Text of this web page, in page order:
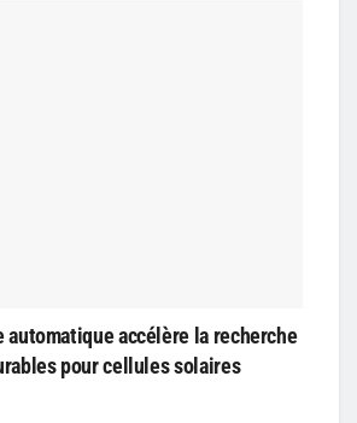
automatique accélère la recherche
pour cellules solaires